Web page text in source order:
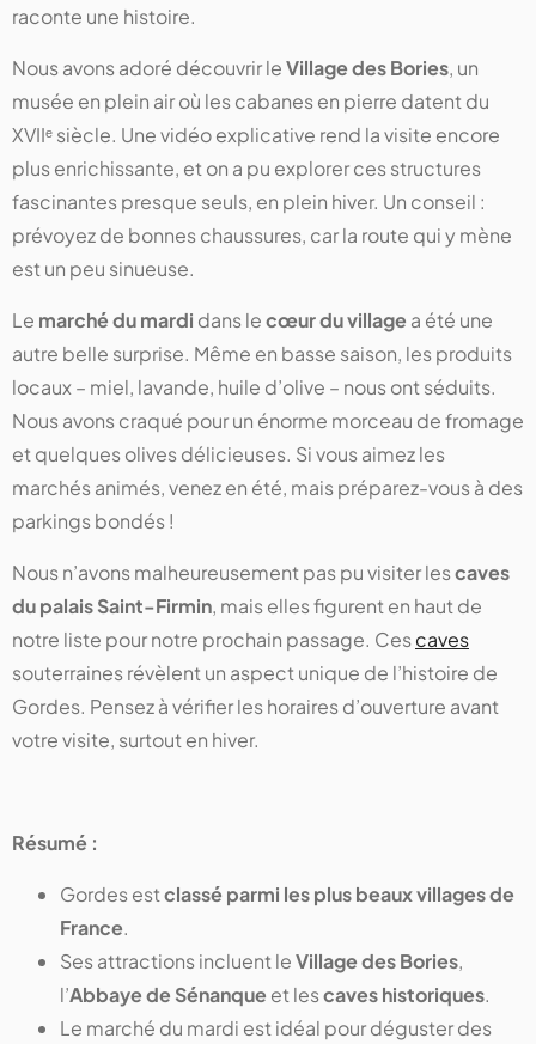
raconte une histoire.
Nous avons adoré découvrir leVillage des Bories, un
musée en plein air où les cabanes en pierre datent du
XVIIᵉ siècle. Une vidéo explicative rend la visite encore
plus enrichissante, et on a pu explorer ces structures
fascinantes presque seuls, en plein hiver. Un conseil :
prévoyez de bonnes chaussures, car la route qui y mène
est un peu sinueuse.
Le marché du mardi dans lecœur du villagea été une
autre belle surprise. Même en basse saison, les produits
locaux – miel, lavande, huile d’olive – nous ont séduits.
Nous avons craqué pour un énorme morceau de fromage
et quelques olives délicieuses. Si vous aimez les
marchés animés, venez en été, mais préparez-vous à des
parkings bondés !
Nous n’avons malheureusement pas pu visiter lescaves
du palais Saint-Firmin, mais elles figurent en haut de
notre liste pour notre prochain passage. Cescaves
souterraines révèlent un aspect unique de l’histoire de
Gordes. Pensez à vérifier les horaires d’ouverture avant
votre visite, surtout en hiver.
Résumé :
Gordes estclassé parmi les plus beaux villages de
France.
Ses attractions incluent leVillage des Bories,
l’Abbaye de Sénanqueet lescaves historiques.
Le marché du mardi est idéal pour déguster des